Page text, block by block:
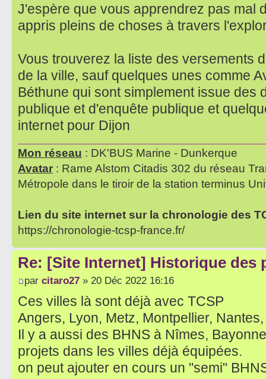
J'espère que vous apprendrez pas mal
appris pleins de choses à travers
Vous trouverez la liste des versements
de la ville, sauf quelques unes comme
Béthune qui sont simplement issue des
publique et d'enquête publique et
internet pour Dijon
Mon réseau : DK'BUS Marine - Dunkerque
Avatar : Rame Alstom Citadis 302 du réseau
Métropole dans le tiroir de la station terminus
Lien du site internet sur la chronologie des
https://chronologie-tcsp-france.fr/
Re: [Site Internet] Historique des
par citaro27 » 20 Déc 2022 16:16
Ces villes là sont déjà avec TCSP
Angers, Lyon, Metz, Montpellier,
Il y a aussi des BHNS à Nîmes,
projets dans les villes déjà équipées.
on peut ajouter en cours un "semi"